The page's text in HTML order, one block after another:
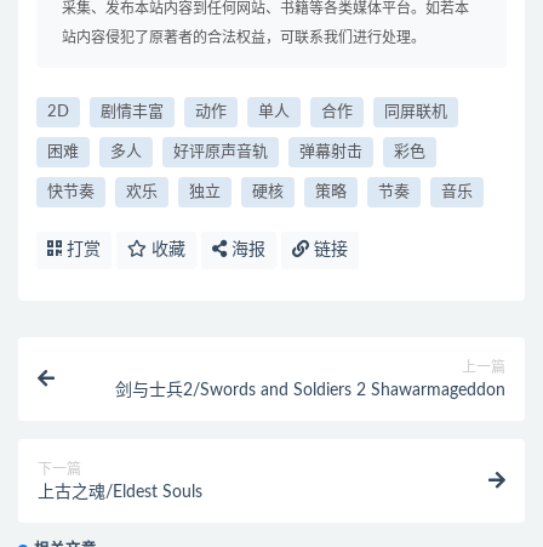
采集、发布本站内容到任何网站、书籍等各类媒体平台。如若本
站内容侵犯了原著者的合法权益，可联系我们进行处理。
2D 剧情丰富 动作 单人 合作 同屏联机
困难 多人 好评原声音轨 弹幕射击 彩色
快节奏 欢乐 独立 硬核 策略 节奏 音乐
打赏 收藏 海报 链接
上一篇
剑与士兵2/Swords and Soldiers 2 Shawarmageddon
下一篇
上古之魂/Eldest Souls